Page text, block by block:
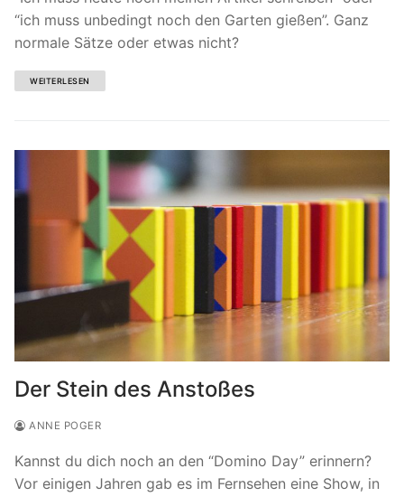
“ich muss unbedingt noch den Garten gießen”. Ganz
normale Sätze oder etwas nicht?
WEITERLESEN
Der Stein des Anstoßes
ANNE POGER
Kannst du dich noch an den “Domino Day” erinnern?
Vor einigen Jahren gab es im Fernsehen eine Show, in